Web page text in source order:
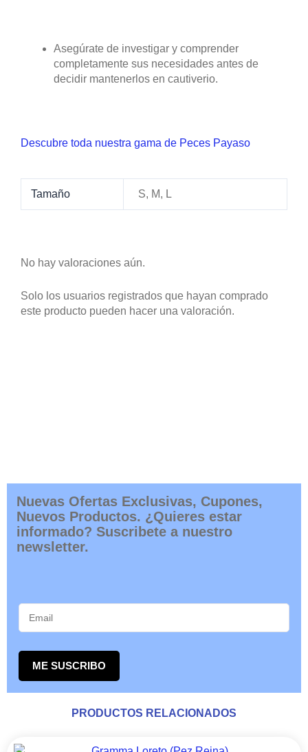
Asegúrate de investigar y comprender
completamente sus necesidades antes de
decidir mantenerlos en cautiverio.
Descubre toda nuestra gama de Peces Payaso
Tamaño S, M, L
No hay valoraciones aún.
Solo los usuarios registrados que hayan comprado
este producto pueden hacer una valoración.
Nuevas Ofertas Exclusivas, Cupones,
Nuevos Productos. ¿Quieres estar
informado? Suscribete a nuestro
newsletter.
ME SUSCRIBO
PRODUCTOS RELACIONADOS